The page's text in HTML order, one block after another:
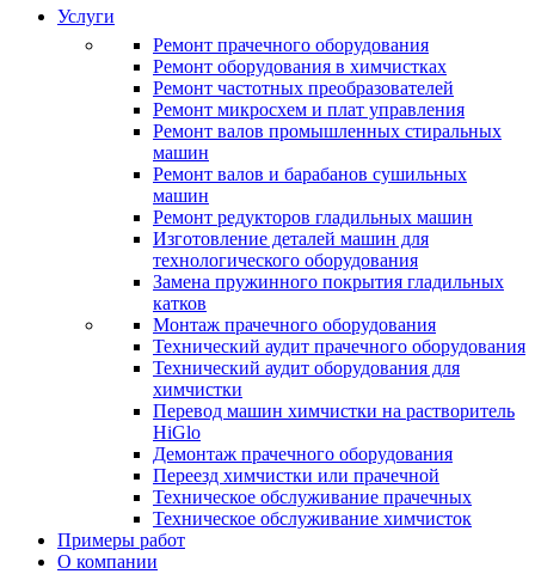
Услуги
Ремонт прачечного оборудования
Ремонт оборудования в химчистках
Ремонт частотных преобразователей
Ремонт микросхем и плат управления
Ремонт валов промышленных стиральных
машин
Ремонт валов и барабанов сушильных
машин
Ремонт редукторов гладильных машин
Изготовление деталей машин для
технологического оборудования
Замена пружинного покрытия гладильных
катков
Монтаж прачечного оборудования
Технический аудит прачечного оборудования
Технический аудит оборудования для
химчистки
Перевод машин химчистки на растворитель
HiGlo
Демонтаж прачечного оборудования
Переезд химчистки или прачечной
Техническое обслуживание прачечных
Техническое обслуживание химчисток
Примеры работ
О компании